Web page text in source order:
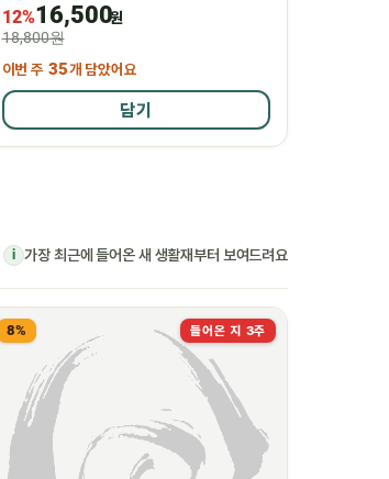
12%16,500원
18,800원
이번 주 35개 담았어요
담기
i 가장 최근에 들어온 새 생활재부터 보여드려요
들어온 지 3주
8%